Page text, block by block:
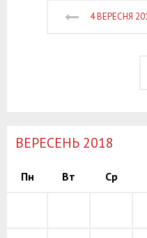
4 ВЕРЕСНЯ
ВЕРЕСЕНЬ 2018
Пн Вт Ср